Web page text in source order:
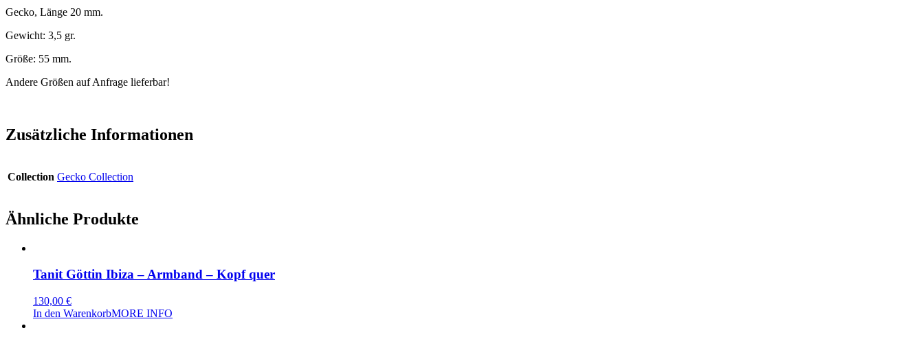
Gecko, Länge 20 mm.
Gewicht: 3,5 gr.
Größe: 55 mm.
Andere Größen auf Anfrage lieferbar!
Zusätzliche Informationen
Collection Gecko Collection
Ähnliche Produkte
Tanit Göttin Ibiza – Armband – Kopf quer
130,00 €
In den WarenkorbMORE INFO